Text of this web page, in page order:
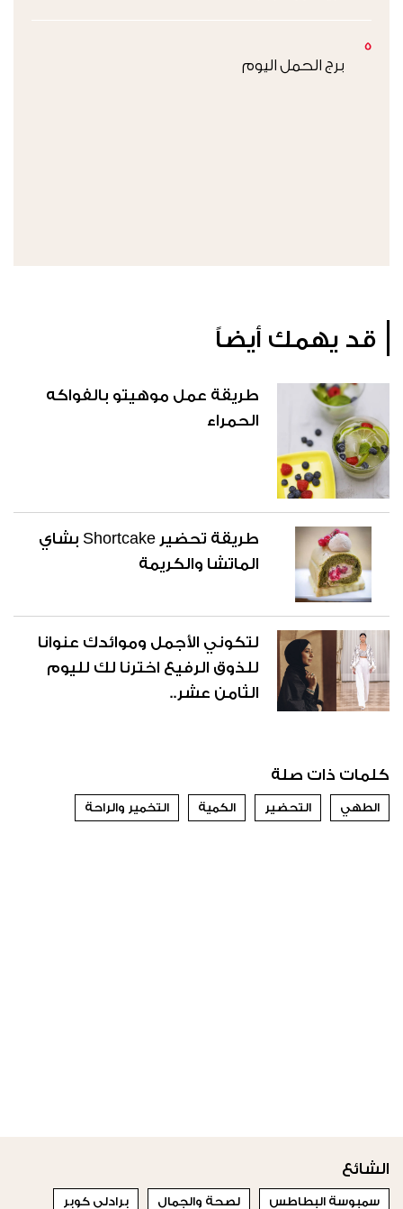
5
برج الحمل اليوم
قد يهمك أيضاً
طريقة عمل موهيتو بالفواكه
الحمراء
طريقة تحضير Shortcake بشاي
الماتشا والكريمة
لتكوني الأجمل وموائدك عنوانا
للذوق الرفيع اخترنا لك لليوم
الثامن عشر..
كلمات ذات صلة
الطهي التحضير الكمية التخمير والراحة
الشائع
سمبوسة البطاطس لصحة والجمال برادلي كوبر